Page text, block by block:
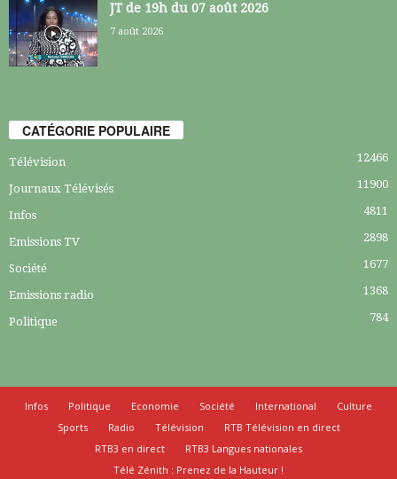
JT de 19h du 07 août 2026
7 août 2026
CATÉGORIE POPULAIRE
Télévision 12466
Journaux Télévisés 11900
Infos 4811
Emissions TV 2898
Société 1677
Emissions radio 1368
Politique 784
Infos Politique Economie Société International
Culture
Sports
Radio Télévision
RTB Télévision en direct
RTB3 en direct
RTB3 Langues nationales
Télé Zénith : Prenez de la Hauteur !